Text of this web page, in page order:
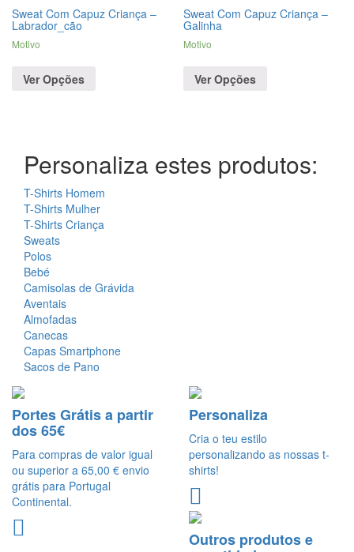
Sweat Com Capuz Criança –
Labrador_cão
Motivo
Ver Opções
Sweat Com Capuz Criança –
Galinha
Motivo
Ver Opções
Personaliza estes produtos:
T-Shirts Homem
T-Shirts Mulher
T-Shirts Criança
Sweats
Polos
Bebé
Camisolas de Grávida
Aventais
Almofadas
Canecas
Capas Smartphone
Sacos de Pano
Portes Grátis a partir
dos 65€
Para compras de valor igual
ou superior a 65,00 € envio
grátis para Portugal
Continental.
Personaliza
Cria o teu estilo
personalizando as nossas t-
shirts!
Outros produtos e